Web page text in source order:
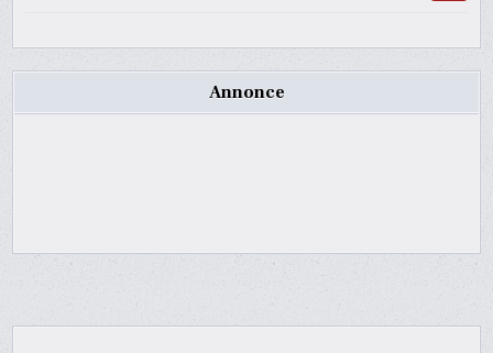
Annonce